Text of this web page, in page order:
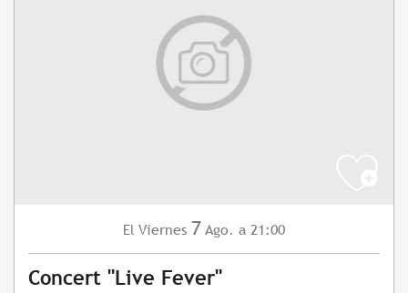
El Viernes 7 Ago. a 21:00
Concert "Live Fever"